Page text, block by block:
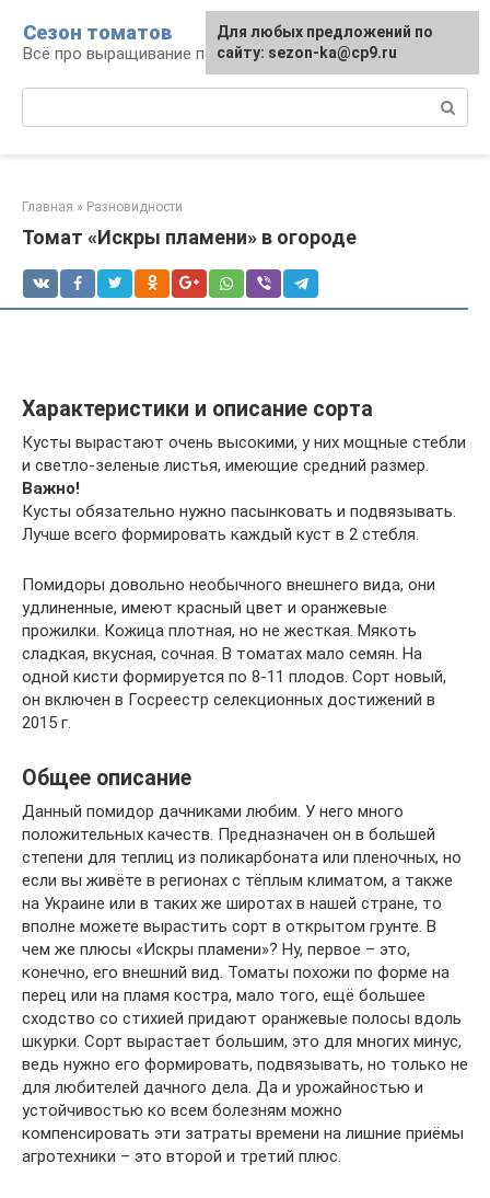
контенту
Сезон томатов
Всё про выращивание помидоров
Главная » Разновидности
Томат «Искры пламени» в огороде
Характеристики и описание сорта
Кусты вырастают очень высокими, у них мощные стебли
и светло-зеленые листья, имеющие средний размер.
Важно!
Кусты обязательно нужно пасынковать и подвязывать.
Лучше всего формировать каждый куст в 2 стебля.
Помидоры довольно необычного внешнего вида, они
удлиненные, имеют красный цвет и оранжевые
прожилки. Кожица плотная, но не жесткая. Мякоть
сладкая, вкусная, сочная. В томатах мало семян. На
одной кисти формируется по 8-11 плодов. Сорт новый,
он включен в Госреестр селекционных достижений в
2015 г.
Общее описание
Данный помидор дачниками любим. У него много
положительных качеств. Предназначен он в большей
степени для теплиц из поликарбоната или пленочных, но
если вы живёте в регионах с тёплым климатом, а также
на Украине или в таких же широтах в нашей стране, то
вполне можете вырастить сорт в открытом грунте. В
чем же плюсы «Искры пламени»? Ну, первое – это,
конечно, его внешний вид. Томаты похожи по форме на
перец или на пламя костра, мало того, ещё большее
сходство со стихией придают оранжевые полосы вдоль
шкурки. Сорт вырастает большим, это для многих минус,
ведь нужно его формировать, подвязывать, но только не
для любителей дачного дела. Да и урожайностью и
устойчивостью ко всем болезням можно
компенсировать эти затраты времени на лишние приёмы
агротехники – это второй и третий плюс.
Для любых предложений по
сайту: sezon-ka@cp9.ru